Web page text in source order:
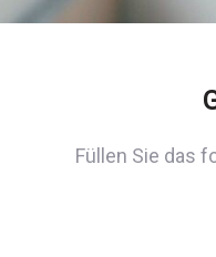
Füllen Sie das